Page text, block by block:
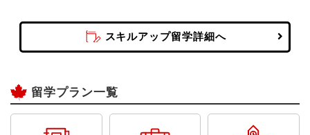
スキルアップ留学詳細へ
留学プラン一覧